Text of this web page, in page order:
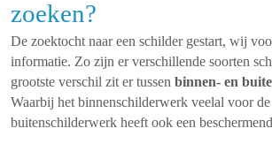
zoeken?
De zoektocht naar een schilder gestart, wij
informatie. Zo zijn er verschillende soorten
grootste verschil zit er tussen binnen- en
Waarbij het binnenschilderwerk veelal voor de
buitenschilderwerk heeft ook een